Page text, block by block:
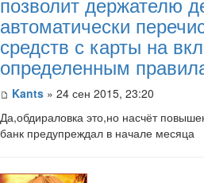
автоматически
средств с карты на
определенным
Kants » 24 сен 2015, 23:20
Да,обдираловка это,но насчёт
банк предупреждал в начале месяца